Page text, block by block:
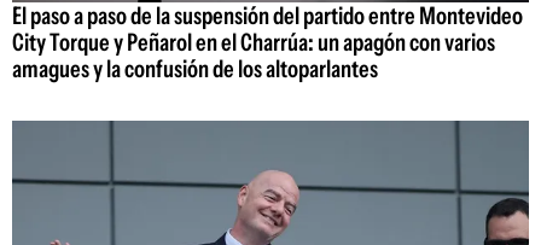
El paso a paso de la suspensión del partido entre Montevideo
City Torque y Peñarol en el Charrúa: un apagón con varios
amagues y la confusión de los altoparlantes